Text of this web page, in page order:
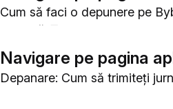
Cum să faci o depunere pe
Cum Să-Ți Convertești Active
Navigare pe pagina
Depanare: Cum să trimiteți